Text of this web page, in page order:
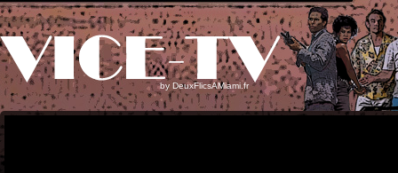
by DeuxFlicsAMiami.fr